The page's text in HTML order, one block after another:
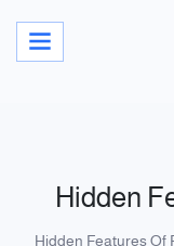
Hidden